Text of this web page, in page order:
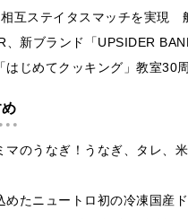
相互ステイタスマッチを実
、新ブランド「UPSIDER
はじめてクッキング」教室
マのうなぎ！うなぎ、タレ、
めたニュートロ初の冷凍国産